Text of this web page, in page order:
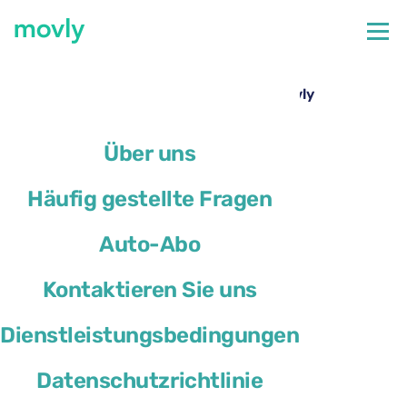
Über uns
Häufig gestellte Fragen
Auto-Abo
Kontaktieren Sie uns
Dienstleistungsbedingungen
Datenschutzrichtlinie
Mazda 3 mieten am Flughafen Faro – Movly